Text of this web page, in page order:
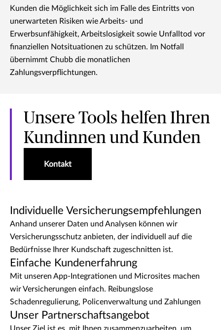
Kunden die Möglichkeit sich im Falle des Eintritts von
unerwarteten Risiken wie Arbeits- und
Erwerbsunfähigkeit, Arbeitslosigkeit sowie Unfalltod vor
finanziellen Notsituationen zu schützen. Im Notfall
übernimmt Chubb die monatlichen
Zahlungsverpflichtungen.
Unsere Tools helfen Ihren
Kundinnen und Kunden
Kontakt
Individuelle Versicherungsempfehlungen
Anhand unserer Daten und Analysen können wir
Versicherungsschutz anbieten, der individuell auf die
Bedürfnisse Ihrer Kundschaft zugeschnitten ist.
Einfache Kundenerfahrung
Mit unseren App-Integrationen und Microsites machen
wir Versicherungen einfach. Reibungslose
Schadenregulierung, Policenverwaltung und Zahlungen
Unser Partnerschaftsangebot
Unser Ziel ist es, mit Ihnen zusammenzuarbeiten, um